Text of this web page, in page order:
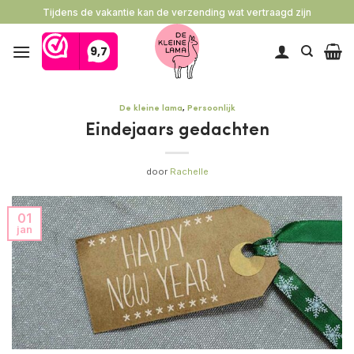
naar
inhoud
Tijdens de vakantie kan de verzending wat vertraagd zijn
De kleine lama, Persoonlijk
Eindejaars gedachten
door Rachelle
01
jan